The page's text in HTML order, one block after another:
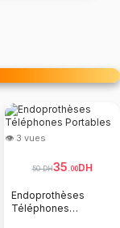
👁 3 vues
50 DH35 00DH
Endoprothèses
Téléphones